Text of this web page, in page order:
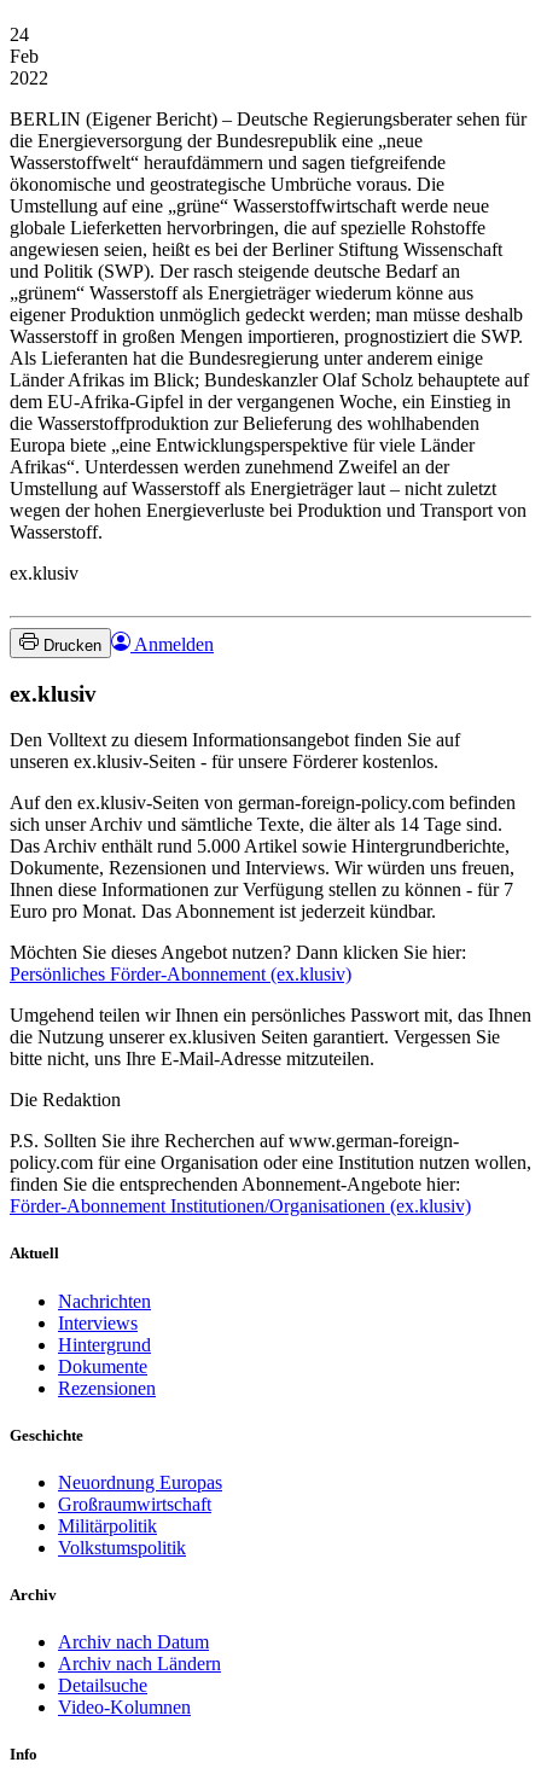
24
Feb
2022
BERLIN (Eigener Bericht) – Deutsche Regierungsberater sehen für
die Energieversorgung der Bundesrepublik eine „neue
Wasserstoffwelt“ heraufdämmern und sagen tiefgreifende
ökonomische und geostrategische Umbrüche voraus. Die
Umstellung auf eine „grüne“ Wasserstoffwirtschaft werde neue
globale Lieferketten hervorbringen, die auf spezielle Rohstoffe
angewiesen seien, heißt es bei der Berliner Stiftung Wissenschaft
und Politik (SWP). Der rasch steigende deutsche Bedarf an
„grünem“ Wasserstoff als Energieträger wiederum könne aus
eigener Produktion unmöglich gedeckt werden; man müsse deshalb
Wasserstoff in großen Mengen importieren, prognostiziert die SWP.
Als Lieferanten hat die Bundesregierung unter anderem einige
Länder Afrikas im Blick; Bundeskanzler Olaf Scholz behauptete auf
dem EU-Afrika-Gipfel in der vergangenen Woche, ein Einstieg in
die Wasserstoffproduktion zur Belieferung des wohlhabenden
Europa biete „eine Entwicklungsperspektive für viele Länder
Afrikas“. Unterdessen werden zunehmend Zweifel an der
Umstellung auf Wasserstoff als Energieträger laut – nicht zuletzt
wegen der hohen Energieverluste bei Produktion und Transport von
Wasserstoff.
ex.klusiv
Drucken Anmelden
ex.klusiv
Den Volltext zu diesem Informationsangebot finden Sie auf
unseren ex.klusiv-Seiten - für unsere Förderer kostenlos.
Auf den ex.klusiv-Seiten von german-foreign-policy.com befinden
sich unser Archiv und sämtliche Texte, die älter als 14 Tage sind.
Das Archiv enthält rund 5.000 Artikel sowie Hintergrundberichte,
Dokumente, Rezensionen und Interviews. Wir würden uns freuen,
Ihnen diese Informationen zur Verfügung stellen zu können - für 7
Euro pro Monat. Das Abonnement ist jederzeit kündbar.
Möchten Sie dieses Angebot nutzen? Dann klicken Sie hier:
Persönliches Förder-Abonnement (ex.klusiv)
Umgehend teilen wir Ihnen ein persönliches Passwort mit, das Ihnen
die Nutzung unserer ex.klusiven Seiten garantiert. Vergessen Sie
bitte nicht, uns Ihre E-Mail-Adresse mitzuteilen.
Die Redaktion
P.S. Sollten Sie ihre Recherchen auf www.german-foreign-
policy.com für eine Organisation oder eine Institution nutzen wollen,
finden Sie die entsprechenden Abonnement-Angebote hier:
Förder-Abonnement Institutionen/Organisationen (ex.klusiv)
Aktuell
Nachrichten
Interviews
Hintergrund
Dokumente
Rezensionen
Geschichte
Neuordnung Europas
Großraumwirtschaft
Militärpolitik
Volkstumspolitik
Archiv
Archiv nach Datum
Archiv nach Ländern
Detailsuche
Video-Kolumnen
Info